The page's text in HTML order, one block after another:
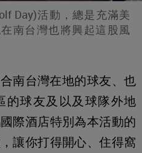
Day)活動，總是充滿美
南台灣也將興起這股風
南台灣在地的球友、也
的球友及以及球隊外地
際酒店特別為本活動的
讓你打得開心、住得窩